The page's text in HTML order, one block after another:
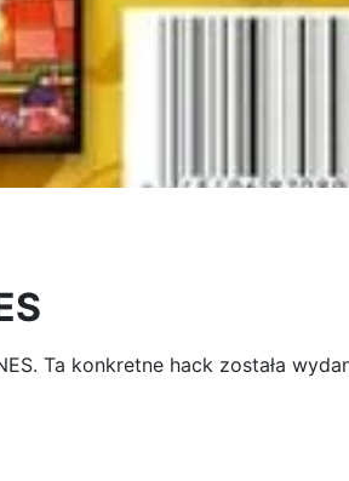
Ta konkretne hack została